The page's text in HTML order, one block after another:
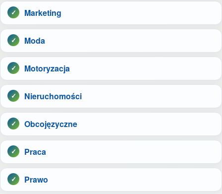
Marketing
Moda
Motoryzacja
Nieruchomości
Obcojęzyczne
Praca
Prawo